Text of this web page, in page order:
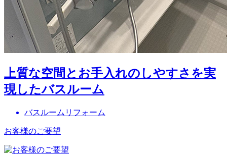
上質な空間とお手入れのしやすさを実
現したバスルーム
バスルームリフォーム
お客様のご要望